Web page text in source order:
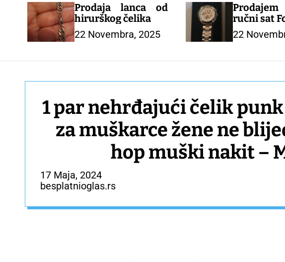
Prodaja lanca od
hirurškog čelika
22 Novembra, 2025
ručni sat
22
1 par nehrđajući čelik
za muškarce žene ne
hop
17 Maja, 2024
besplatnioglas.rs